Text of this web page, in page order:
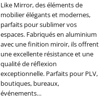
Like Mirror, des éléments de
mobilier élégants et modernes,
parfaits pour sublimer vos
espaces. Fabriqués en aluminium
avec une finition miroir, ils offrent
une excellente résistance et une
qualité de réflexion
exceptionnelle. Parfaits pour PLV,
boutiques, bureaux,
événements…